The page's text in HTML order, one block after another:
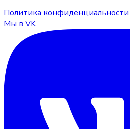
Политика конфиденциальности
Мы в VK